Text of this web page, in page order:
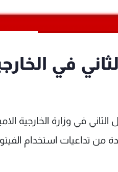
في
في وزارة الخارجية
من تداعيات استخدام